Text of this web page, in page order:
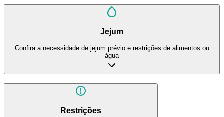
Jejum
Confira a necessidade de jejum prévio e restrições de alimentos ou
água
Restrições